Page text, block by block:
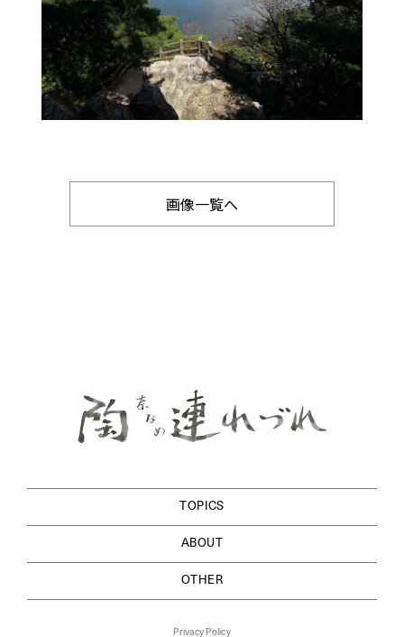
画像一覧へ
TOPICS
ABOUT
OTHER
Privacy Policy